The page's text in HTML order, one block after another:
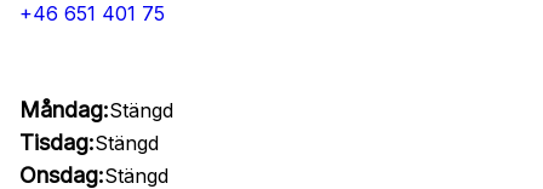
+46 651 401 75
Måndag:Stängd
Tisdag:Stängd
Onsdag:Stängd